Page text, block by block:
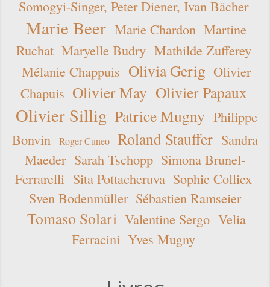
Somogyi-Singer, Peter Diener, Ivan Bächer
Marie Beer Marie Chardon Martine
Ruchat Maryelle Budry Mathilde Zufferey
Mélanie Chappuis Olivia Gerig Olivier
Chapuis Olivier May Olivier Papaux
Olivier Sillig Patrice Mugny Philippe
Bonvin
Roger Cuneo Roland Stauffer Sandra
Maeder Sarah Tschopp Simona Brunel-
Ferrarelli Sita Pottacheruva Sophie Colliex
Sven Bodenmüller Sébastien Ramseier
Tomaso Solari Valentine Sergo Velia
Ferracini Yves Mugny